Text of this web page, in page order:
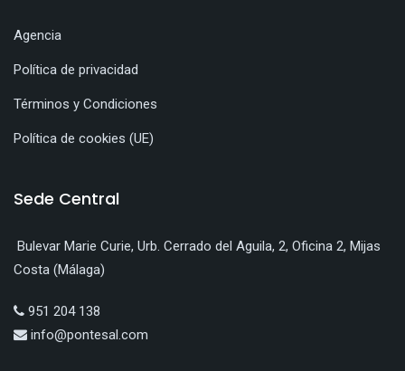
Agencia
Política de privacidad
Términos y Condiciones
Política de cookies (UE)
Sede Central
Bulevar Marie Curie, Urb. Cerrado del Aguila, 2, Oficina 2, Mijas
Costa (Málaga)
951 204 138
info@pontesal.com